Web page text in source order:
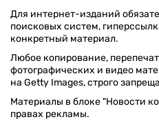
Для интернет-изданий
поисковых систем,
конкретный материал.
Любое копирование,
фотографических и видео
на Getty Images, строго
Материалы в блоке "Новости
правах рекламы.